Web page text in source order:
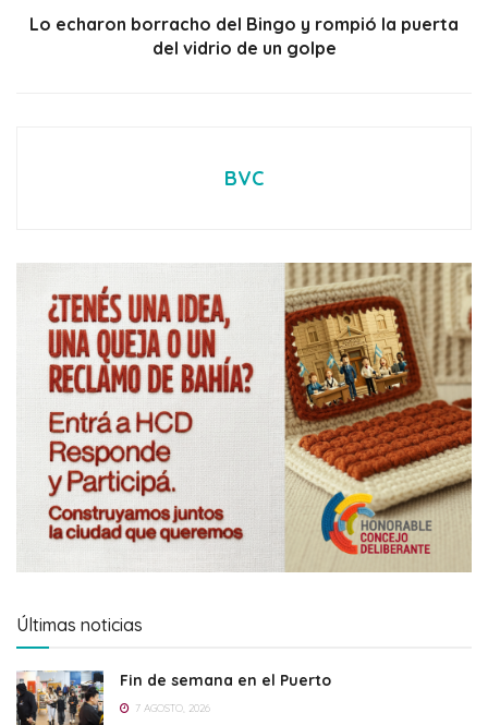
Lo echaron borracho del Bingo y rompió la puerta
del vidrio de un golpe
BVC
Últimas noticias
Fin de semana en el Puerto
7 AGOSTO, 2026